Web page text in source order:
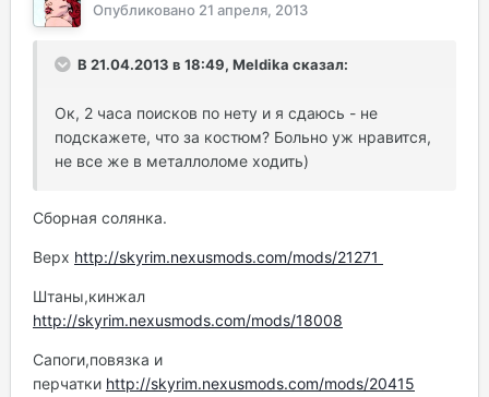
Опубликовано 21 апреля, 2013
В 21.04.2013 в 18:49, Meldika сказал:
Ок, 2 часа поисков по нету и я сдаюсь - не
подскажете, что за костюм? Больно уж нравится,
не все же в металлоломе ходить)
Сборная солянка.
Верх http://skyrim.nexusmods.com/mods/21271
Штаны,кинжал
http://skyrim.nexusmods.com/mods/18008
Сапоги,повязка и
перчатки http://skyrim.nexusmods.com/mods/20415